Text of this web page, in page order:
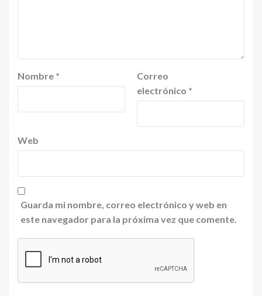
Nombre *
Correo
electrónico *
Web
Guarda mi nombre, correo electrónico y web en
este navegador para la próxima vez que comente.